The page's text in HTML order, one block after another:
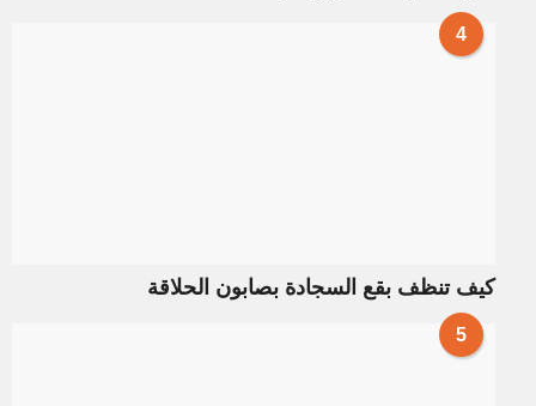
4
كيف تنظف بقع السجادة بصابون الحلاقة
5